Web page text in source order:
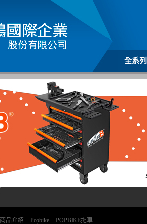
全系
商品介紹 Popbike POPBIKE拖車